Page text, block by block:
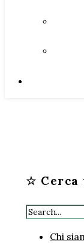
☆ Cerca
Chi